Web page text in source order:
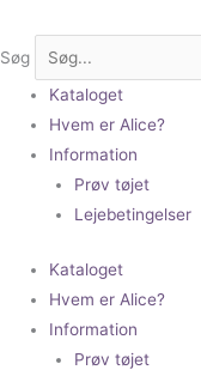
Søg
Kataloget
Hvem er Alice?
Information
Prøv tøjet
Lejebetingelser
Kataloget
Hvem er Alice?
Information
Prøv tøjet